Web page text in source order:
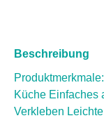
Beschreibung
Küche Einfaches
Verkleben